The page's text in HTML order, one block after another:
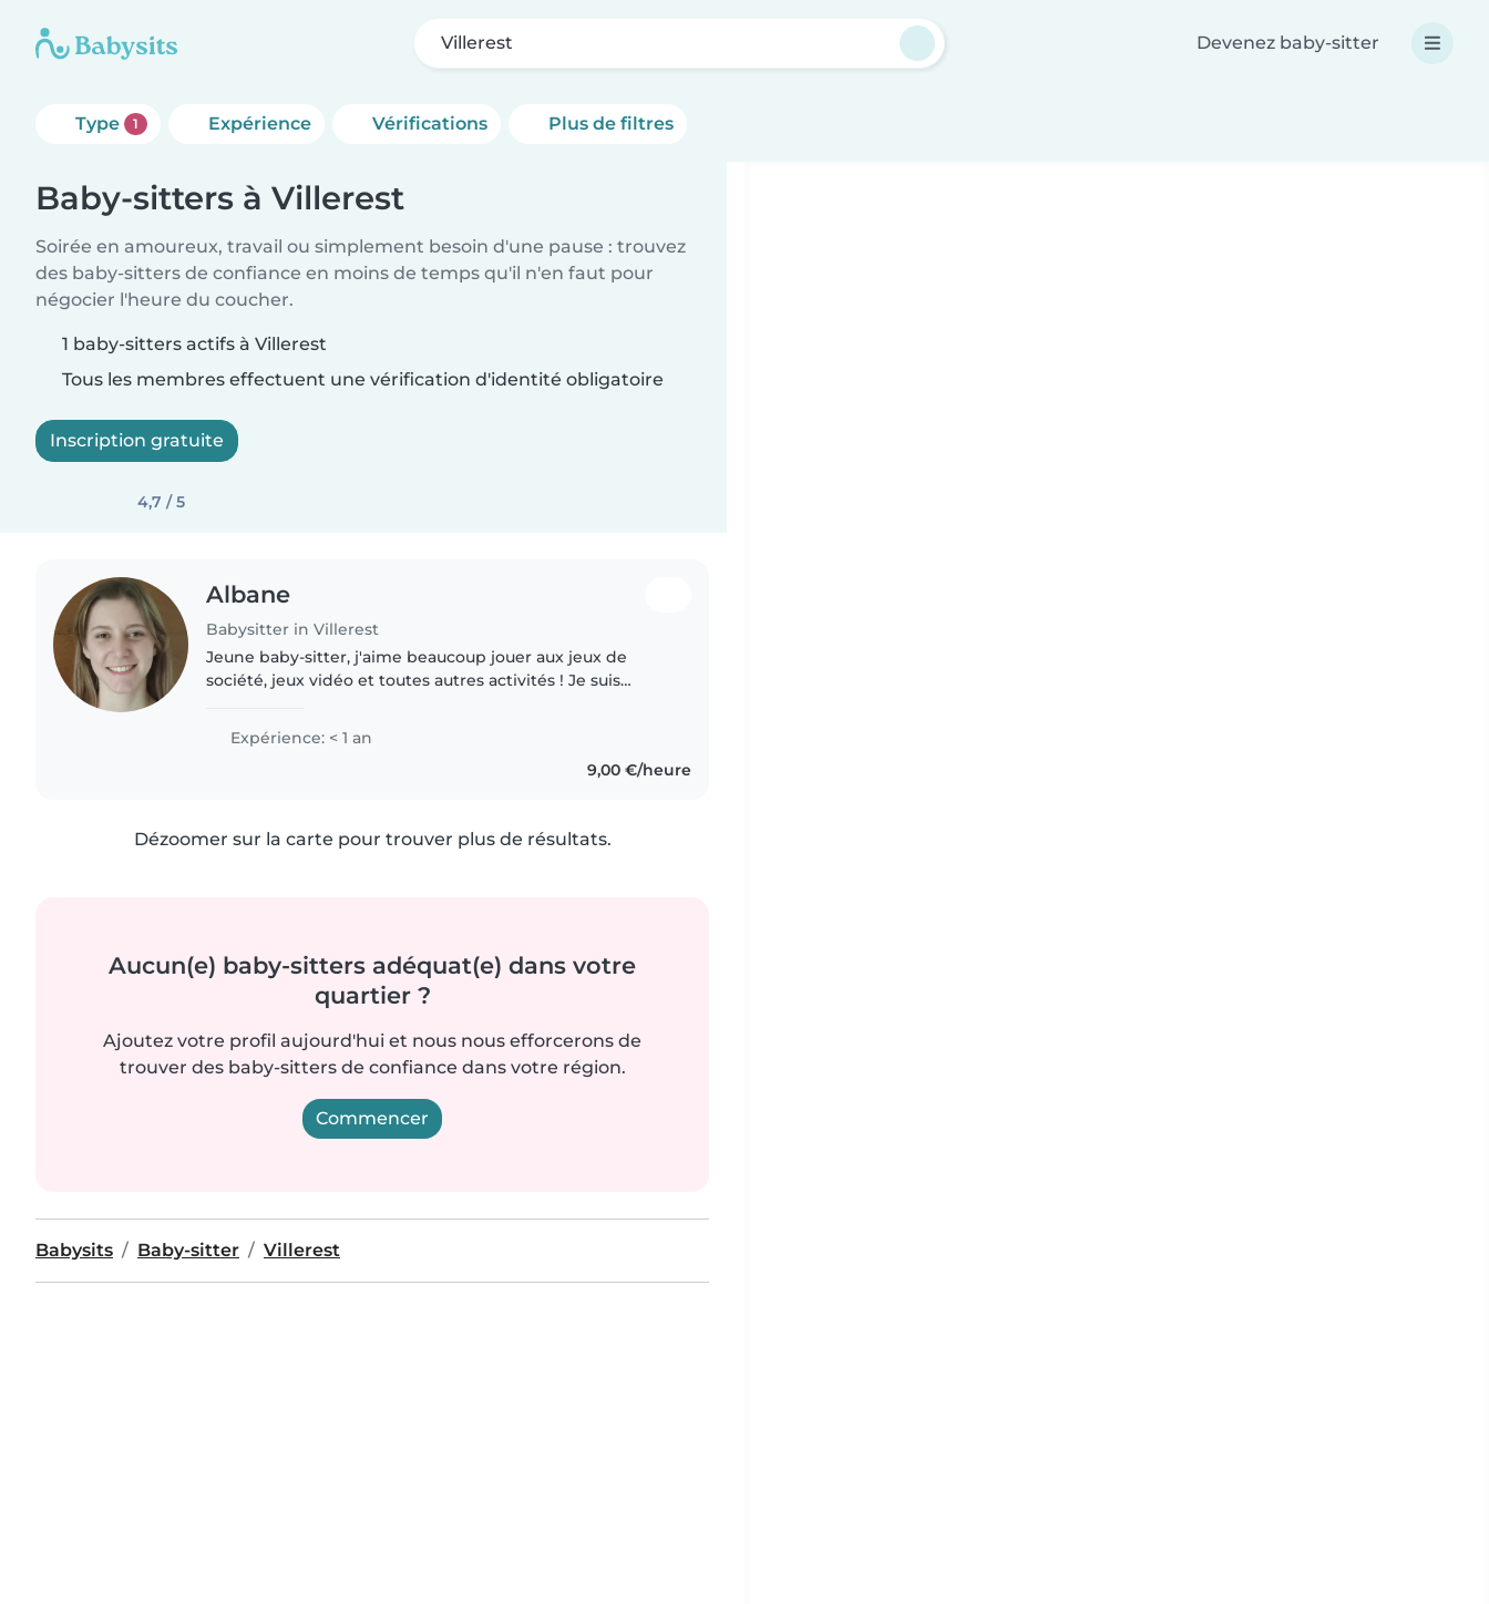
Villerest Devenez baby-sitter
Type 1 Expérience Vérifications Plus de filtres
Baby-sitters à Villerest
Soirée en amoureux, travail ou simplement besoin d'une pause : trouvez
des baby-sitters de confiance en moins de temps qu'il n'en faut pour
négocier l'heure du coucher.
1 baby-sitters actifs à Villerest
Tous les membres effectuent une vérification d'identité obligatoire
Inscription gratuite
4,7 / 5
Albane
Babysitter in Villerest
Jeune baby-sitter, j'aime beaucoup jouer aux jeux de
société, jeux vidéo et toutes autres activités ! Je suis
vos enfants.
Expérience: < 1 an
9,00 €/heure
Dézoomer sur la carte pour trouver plus de résultats.
Aucun(e) baby-sitters adéquat(e) dans votre
quartier ?
Ajoutez votre profil aujourd'hui et nous nous efforcerons de
trouver des baby-sitters de confiance dans votre région.
Commencer
Babysits Baby-sitter Villerest